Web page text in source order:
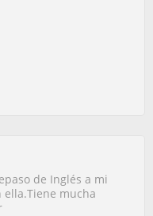
de Inglés a mi
ella.Tiene mucha